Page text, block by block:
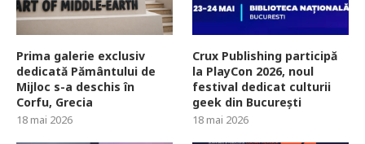
Prima galerie exclusiv
dedicată Pământului de
Mijloc s-a deschis în
Corfu, Grecia
18 mai 2026
Crux Publishing participă
la PlayCon 2026, noul
festival dedicat culturii
geek din București
18 mai 2026